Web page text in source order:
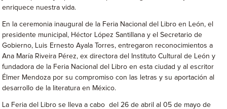
enriquece nuestra vida.
En la ceremonia inaugural de la Feria Nacional del Libro en León, el
presidente municipal, Héctor López Santillana y el Secretario de
Gobierno, Luis Ernesto Ayala Torres, entregaron reconocimientos a
Ana María Riveira Pérez, ex directora del Instituto Cultural de León y
fundadora de la Feria Nacional del Libro en esta ciudad y al escritor
Élmer Mendoza por su compromiso con las letras y su aportación al
desarrollo de la literatura en México.
La Feria del Libro se lleva a cabo del 26 de abril al 05 de mayo de